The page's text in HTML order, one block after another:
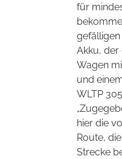
für
gefälligen
Akku, der
Wagen
und
WLTP
hier die
Route,
Strecke